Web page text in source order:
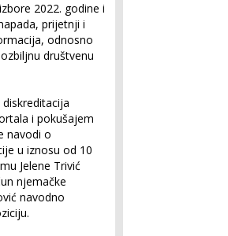
2022. godine i
prijetnji i
odnosno
društvenu
i pokušajem
navodi o
u iznosu od 10
Jelene Trivić
njemačke
navodno